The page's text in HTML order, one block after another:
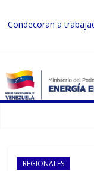
Condecoran a
labor tras el doble
Gobierno Nacional
Inspeccionan trabajos
en Carabobo
Gobierno Nacional
REGIONALES